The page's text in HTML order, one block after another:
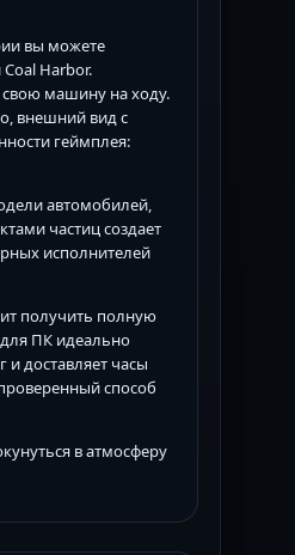
вы можете
Harbor.
свою машину на ходу.
внешний вид с
геймплея:
автомобилей,
частиц создает
исполнителей
получить полную
ПК идеально
доставляет часы
способ
в атмосферу